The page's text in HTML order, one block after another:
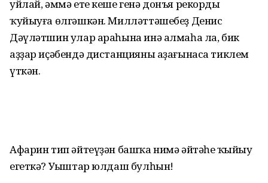
уйлай, әммә ете кеше генә донъя рекорды
ҡуйыуға өлгәшкән. Милләттәшебеҙ Денис
Дәүләтшин улар араһына инә алмаһа ла, бик
аҙҙар иҫәбендә дистанцияны аҙағынаса тиклем
үткән.
Афарин тип әйтеүҙән башҡа нимә әйтәһең ҡыйыу
егеткә? Уңыштар юлдаш булһын!